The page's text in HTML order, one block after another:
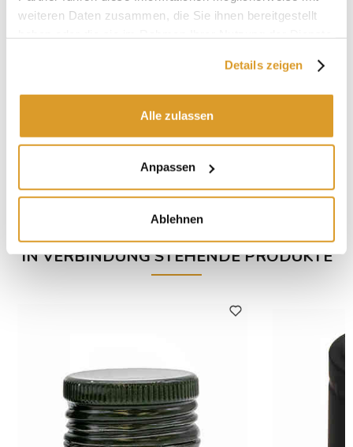
weiteren Daten zusammen, die Sie ihnen bereitgestellt
Details zeigen
Alle zulassen
Anpassen
Ablehnen
IN VERBINDUNG STEHENDE PRODUKTE